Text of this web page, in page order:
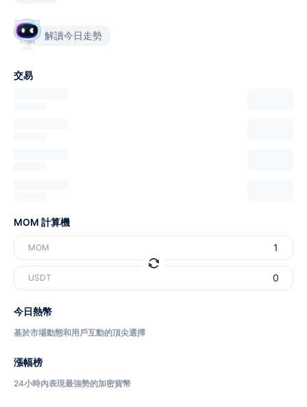
解讀今日走勢
交易
MOM 計算機
MOM
USDT
今日熱幣
基於市場動態和用戶互動的頂尖選擇
漲幅榜
24小時內表現最強勢的加密貨幣